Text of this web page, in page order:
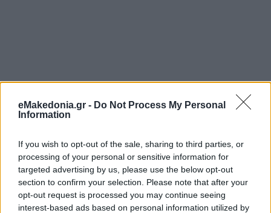
eMakedonia.gr - Do Not Process My Personal
Information
If you wish to opt-out of the sale, sharing to third parties, or
processing of your personal or sensitive information for
targeted advertising by us, please use the below opt-out
section to confirm your selection. Please note that after your
opt-out request is processed you may continue seeing
interest-based ads based on personal information utilized by